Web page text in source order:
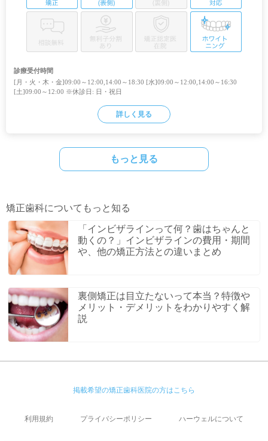
診療受付時間
[月・火・木・金]09:00～12:00,14:00～18:30 [水]09:00～12:00,14:00～16:30
[土]09:00～12:00 ※休診日: 日・祝日
詳しく見る
もっと見る
矯正歯科についてもっと知る
「インビザラインって何？歯はちゃんと
動くの？」インビザラインの費用・期間
や、他の矯正方法との違いまとめ
裏側矯正は目立たないって本当？特徴や
メリット・デメリットをわかりやすく解
説
掲載希望の矯正歯科医院の方はこちら
利用規約 プライバシーポリシー ハーウェルについて